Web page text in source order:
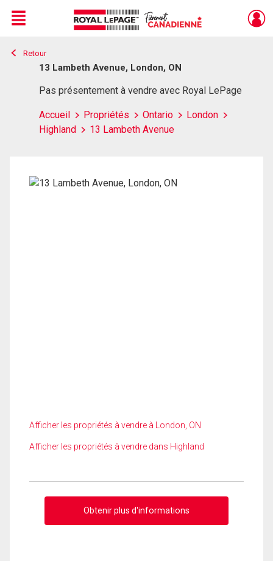
Live
En Direct
Menu
Retour
13 Lambeth Avenue, London, ON
Pas présentement à vendre avec Royal LePage
Accueil Propriétés Ontario
London
Highland
13 Lambeth Avenue
Afficher les propriétés à vendre à London, ON
Afficher les propriétés à vendre dans Highland
Obtenir plus d'informations